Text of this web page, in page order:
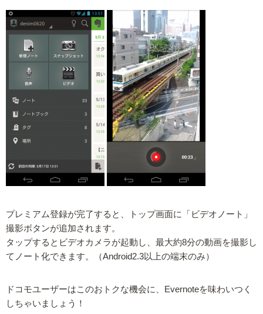
プレミアム登録が完了すると、トップ画面に「ビデオノート」
撮影ボタンが追加されます。
タップするとビデオカメラが起動し、最大約8分の動画を撮影し
てノート化できます。（Android2.3以上の端末のみ）
ドコモユーザーはこのおトクな機会に、Evernoteを味わいつく
しちゃいましょう！